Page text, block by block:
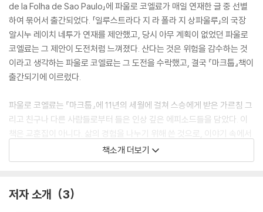
de la Folha de Sao Paulo」에 파울로 코엘료가 매일 연재한 글 중 선별
하여 묶어서 출간되었다. 「일루스트라다 지 라 폴라 지 상파울루」의 국장
알시누 레이치 네투가 연재를 제안했고, 당시 아무 계획이 없었던 파울로
코엘료는 그 제안이 도전처럼 느껴졌다. 산다는 것은 위험을 감수하는 것
이라고 생각하는 파울로 코엘료는 그 도전을 수락했고, 결국 『마크툽』책이
출간되기에 이르렀다.
파울로 코엘료는 『마크툽』에 11년의 세월에 걸쳐 스승에게 받은 가르침 그
리고 친구나 다른 사람들로부터 들은 인상 깊은 에피소드들을 담았다. 이
책은 교훈집이 아니다. 삶의 경험을 나누기 위해 쓴 것으로, 이야기 속에서
‘인류의 영적 유산’들을 발견할 수 있다. 우리가 살면서 인생의 의미에 대해
자문하거나 중요한 결정과 선택을 해야 할 때에 사람들이 경험한 다양한
가 바뀌었음에도 책 속 현인들의 이야기들은 오늘날의 현실 사회를 풍자하
책소개 더보기
저자 소개 3